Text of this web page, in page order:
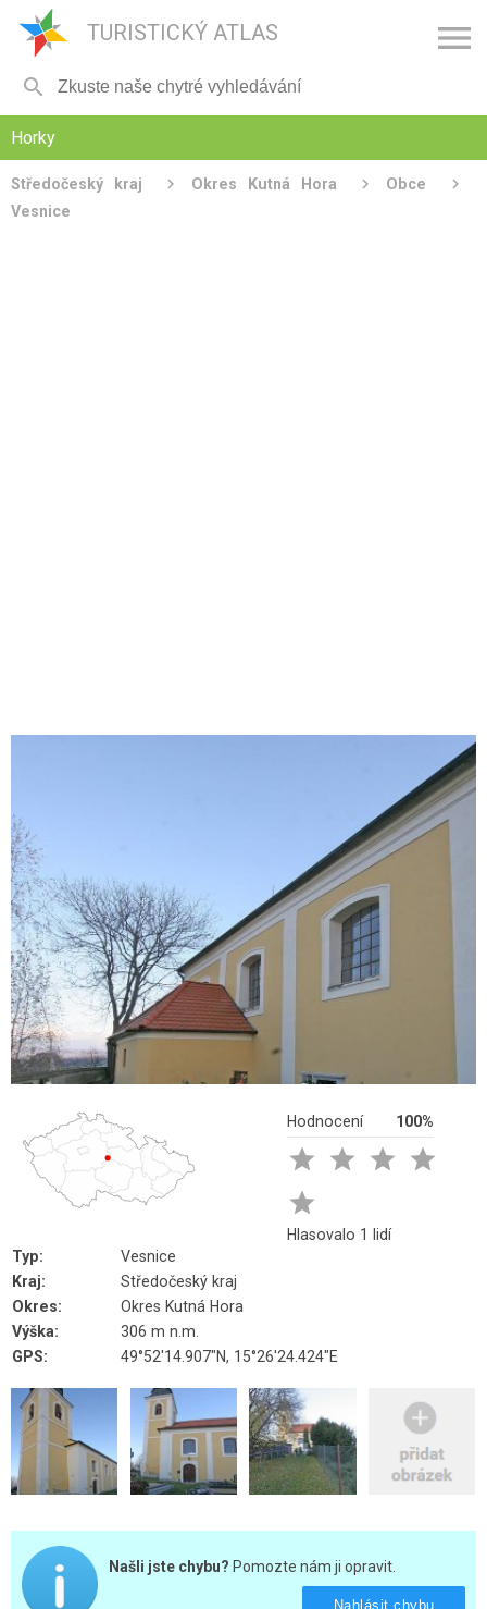
TURISTICKÝ ATLAS 

Horky
Středočeský kraj Okres Kutná Hora
Obce
Vesnice
Hodnocení 100%
   

Hlasovalo 1 lidí
Typ:
Vesnice
Kraj:
Středočeský kraj
Okres:
Okres Kutná Hora
Výška:
306 m n.m.
GPS:
49°52'14.907"N, 15°26'24.424"E
Našli jste chybu? Pomozte nám ji opravit.
Nahlásit chybu